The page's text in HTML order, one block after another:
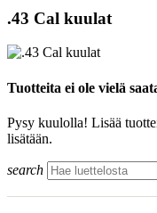
.43 Cal kuulat
Tuotteita ei ole vielä
Pysy kuulolla! Lisää
lisätään.
search